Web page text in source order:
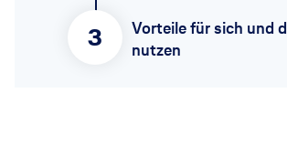
3
Vorteile für sich und
nutzen